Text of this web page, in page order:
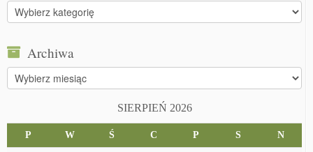
Kategorie
Archiwa
Archiwa
SIERPIEŃ 2026
P W Ś C P S N